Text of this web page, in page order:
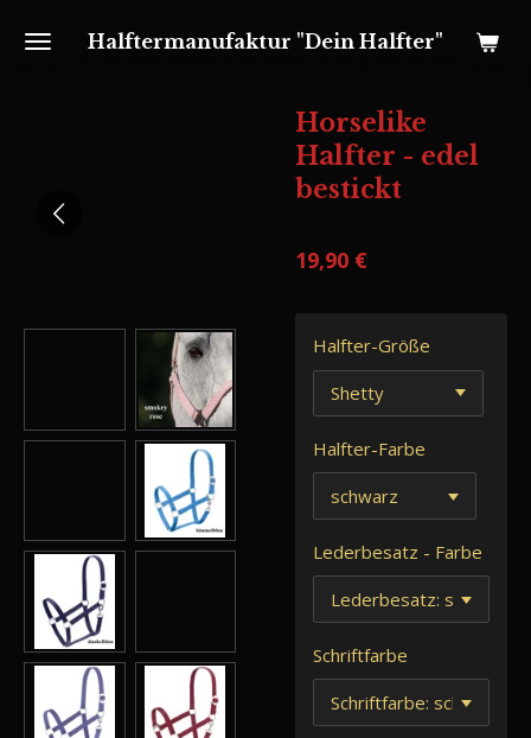
Hauptinhalt
Halftermanufaktur "Dein Halfter"
Horselike
Halfter - edel
bestickt
19,90 €
Halfter-Größe
Halfter-Farbe
Lederbesatz - Farbe
Schriftfarbe